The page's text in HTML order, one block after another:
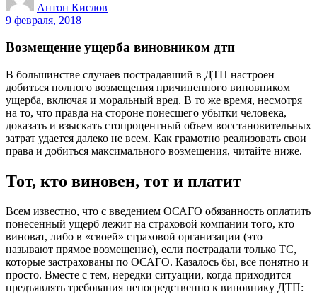
Антон Кислов
9 февраля, 2018
Возмещение ущерба виновником дтп
В большинстве случаев пострадавший в ДТП настроен
добиться полного возмещения причиненного виновником
ущерба, включая и моральный вред. В то же время, несмотря
на то, что правда на стороне понесшего убытки человека,
доказать и взыскать стопроцентный объем восстановительных
затрат удается далеко не всем. Как грамотно реализовать свои
права и добиться максимального возмещения, читайте ниже.
Тот, кто виновен, тот и платит
Всем известно, что с введением ОСАГО обязанность оплатить
понесенный ущерб лежит на страховой компании того, кто
виноват, либо в «своей» страховой организации (это
называют прямое возмещение), если пострадали только ТС,
которые застрахованы по ОСАГО. Казалось бы, все понятно и
просто. Вместе с тем, нередки ситуации, когда приходится
предъявлять требования непосредственно к виновнику ДТП: